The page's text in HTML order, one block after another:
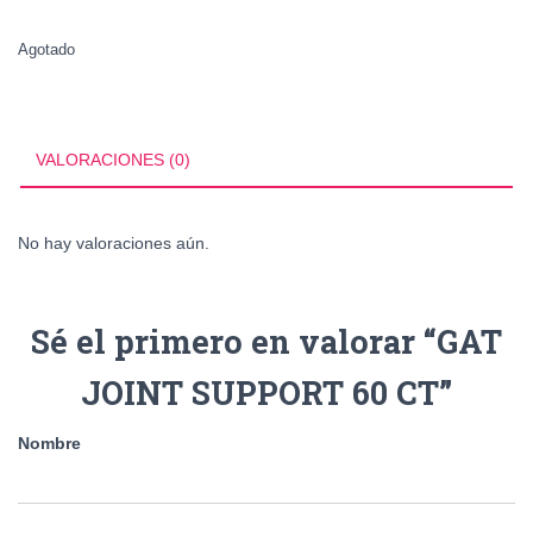
Agotado
VALORACIONES (0)
No hay valoraciones aún.
Sé el primero en valorar “GAT
JOINT SUPPORT 60 CT”
Nombre